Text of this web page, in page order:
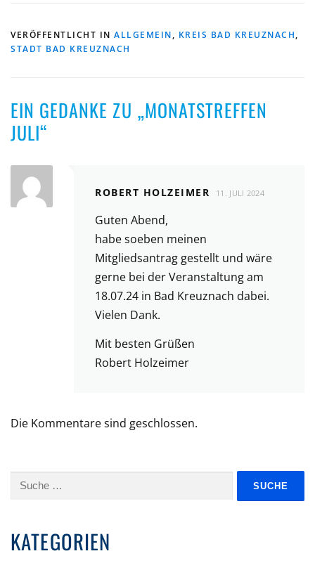
VERÖFFENTLICHT IN ALLGEMEIN, KREIS BAD KREUZNACH,
STADT BAD KREUZNACH
EIN GEDANKE ZU „MONATSTREFFEN
JULI“
ROBERT HOLZEIMER 11. JULI 2024
Guten Abend,
habe soeben meinen
Mitgliedsantrag gestellt und wäre
gerne bei der Veranstaltung am
18.07.24 in Bad Kreuznach dabei.
Vielen Dank.
Mit besten Grüßen
Robert Holzeimer
Die Kommentare sind geschlossen.
Suche
KATEGORIEN